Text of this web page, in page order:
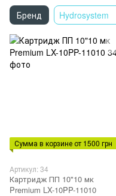
Бренд Hydrosystem
Сумма в корзине от 1500 грн
Артикул: 34
Картридж ПП 10"10 мк
Premium LX-10PP-11010